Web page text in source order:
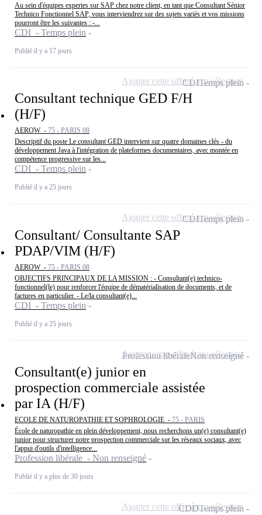
Au sein d'équipes expertes sur SAP chez notre client, en tant que Consultant Sénior
Technico Fonctionnel SAP, vous interviendrez sur des sujets variés et vos missions
pourront être les suivantes : -...
CDI - Temps plein
Publié il y a 17 jours
Consultant technique GED F/H
(H/F)
AEROW - 75 - PARIS 08
Descriptif du poste Le consultant GED intervient sur quatre domaines clés - du
développement Java à l'intégration de plateformes documentaires, avec montée en
compétence progressive sur les...
CDI - Temps plein
Publié il y a 25 jours
CDITemps plein
Ajouter cette offre à ma sélection
Consultant/ Consultante SAP
PDAP/VIM (H/F)
AEROW - 75 - PARIS 08
OBJECTIFS PRINCIPAUX DE LA MISSION : - Consultant(e) technico-
fonctionnel(le) pour renforcer l'équipe de dématérialisation de documents, et de
factures en particulier. - Le/la consultant(e)...
CDI - Temps plein
Publié il y a 25 jours
CDITemps plein
Ajouter cette offre à ma sélection
Consultant(e) junior en
prospection commerciale assistée
par IA (H/F)
ECOLE DE NATUROPATHIE ET SOPHROLOGIE - 75 - PARIS
École de naturopathie en plein développement, nous recherchons un(e) consultant(e)
junior pour structurer notre prospection commerciale sur les réseaux sociaux, avec
l'appui d'outils d'intelligence...
Profession libérale - Non renseigné
Publié il y a plus de 30 jours
Profession libéraleNon renseigné
Ajouter cette offre à ma sélection
CDDTemps plein
Ajouter cette offre à ma sélection